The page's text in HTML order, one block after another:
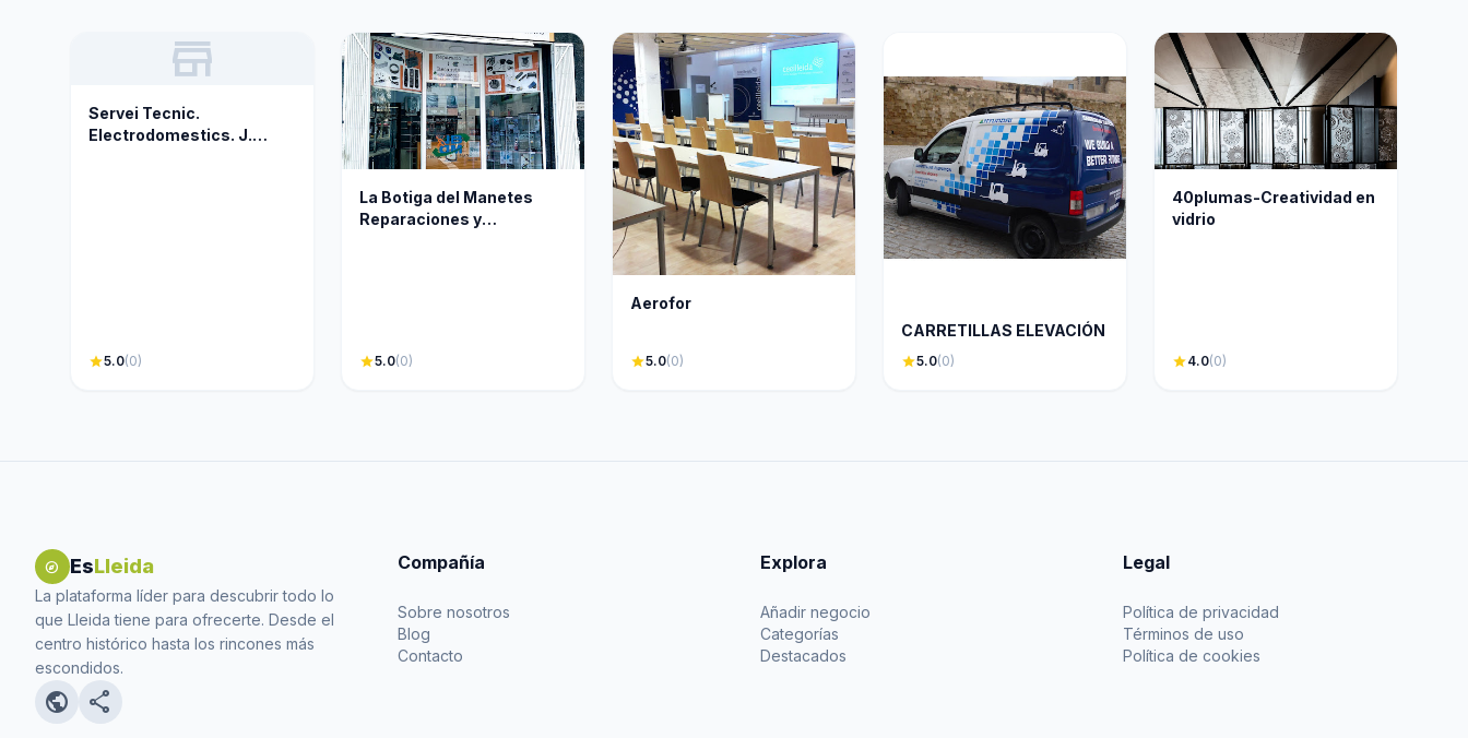
store
Servei Tecnic.
Electrodomestics. J.
star5.0(0)
La Botiga del Manetes
Reparaciones y
star5.0(0)
Aerofor
star5.0(0)
CARRETILLAS ELEVACIÓN
star5.0(0)
40plumas-Creatividad en
vidrio
star4.0(0)
explore EsLleida
La plataforma líder para descubrir todo lo
que Lleida tiene para ofrecerte. Desde el
centro histórico hasta los rincones más
escondidos.
public share
Compañía
Sobre nosotros
Blog
Contacto
Explora
Añadir negocio
Categorías
Destacados
Legal
Política de privacidad
Términos de uso
Política de cookies